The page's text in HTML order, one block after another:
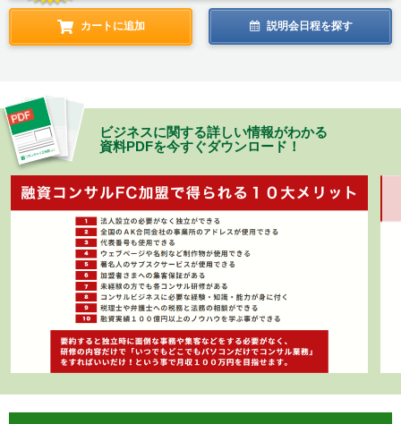
カートに追加 説明会日程を探す
ビジネスに関する詳しい情報がわかる
資料PDFを今すぐダウンロード！